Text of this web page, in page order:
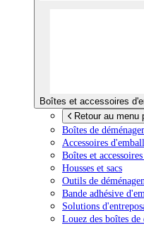
Boîtes et accessoires
Retour au menu
Boîtes de
Accessoires
Boîtes et
Housses et sacs
Outils de
Bande adhésive
Solutions
Louez des boîtes de